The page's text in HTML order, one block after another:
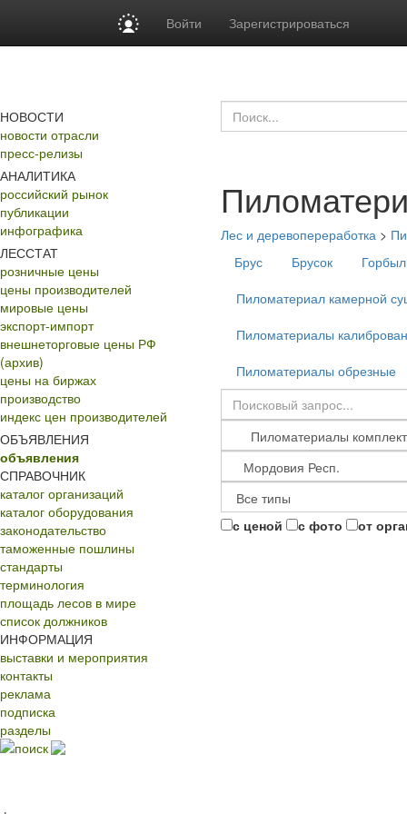
Войти Зарегистрироваться
НОВОСТИ
новости отрасли
пресс-релизы
АНАЛИТИКА
российский рынок
публикации
инфографика
ЛЕССТАТ
розничные цены
цены производителей
мировые цены
экспорт-импорт
внешнеторговые цены РФ
(архив)
цены на биржах
производство
индекс цен производителей
ОБЪЯВЛЕНИЯ
объявления
СПРАВОЧНИК
каталог организаций
каталог оборудования
законодательство
таможенные пошлины
стандарты
терминология
площадь лесов в мире
список должников
ИНФОРМАЦИЯ
выставки и мероприятия
контакты
реклама
подписка
разделы
поиск
Лес и деревопереработка >
Брус
Брусок
Пиломатериал камерной
Пиломатериалы
Пиломатериалы обрезные
с ценой с фото от